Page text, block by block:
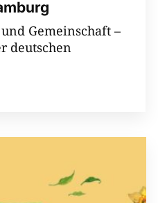
Gemeinschaft –
deutschen